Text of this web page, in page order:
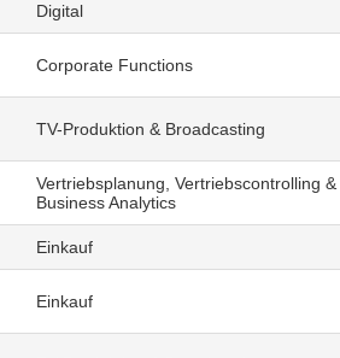
Digital
Corporate Functions
TV-Produktion & Broadcasting
Vertriebsplanung, Vertriebscontrolling &
Business Analytics
Einkauf
Einkauf